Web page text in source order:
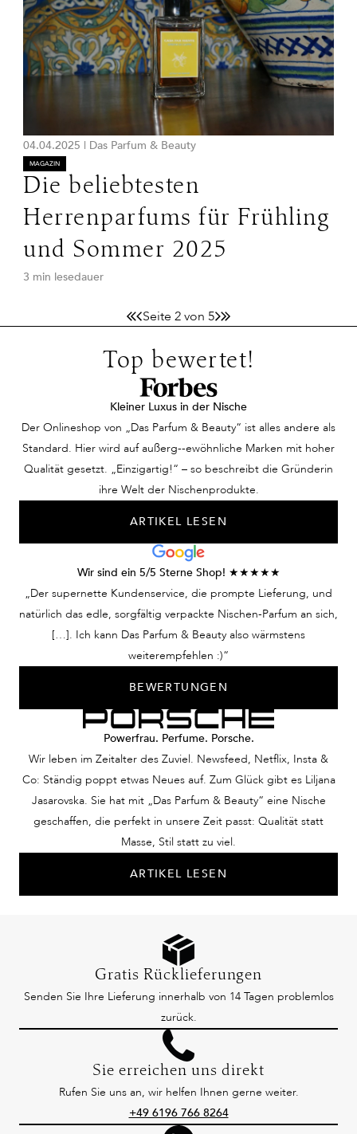
04.04.2025 | Das Parfum & Beauty
MAGAZIN
Die beliebtesten
Herrenparfums für Frühling
und Sommer 2025
3 min lesedauer
Seite 2 von 5
Top bewertet!
Kleiner Luxus in der Nische
Der Onlineshop von „Das Parfum & Beauty“ ist alles andere als
Standard. Hier wird auf außerg--ewöhnliche Marken mit hoher
Qualität gesetzt. „Einzigartig!“ – so beschreibt die Gründerin
ihre Welt der Nischenprodukte.
ARTIKEL LESEN
Wir sind ein 5/5 Sterne Shop! ★★★★★
„Der supernette Kundenservice, die prompte Lieferung, und
natürlich das edle, sorgfältig verpackte Nischen-Parfum an sich,
[…]. Ich kann Das Parfum & Beauty also wärmstens
weiterempfehlen :)“
BEWERTUNGEN
Powerfrau. Perfume. Porsche.
Wir leben im Zeitalter des Zuviel. Newsfeed, Netflix, Insta &
Co: Ständig poppt etwas Neues auf. Zum Glück gibt es Liljana
Jasarovska. Sie hat mit „Das Parfum & Beauty“ eine Nische
geschaffen, die perfekt in unsere Zeit passt: Qualität statt
Masse, Stil statt zu viel.
ARTIKEL LESEN
Gratis Rücklieferungen
Senden Sie Ihre Lieferung innerhalb von 14 Tagen problemlos
zurück.
Sie erreichen uns direkt
Rufen Sie uns an, wir helfen Ihnen gerne weiter.
+49 6196 766 8264